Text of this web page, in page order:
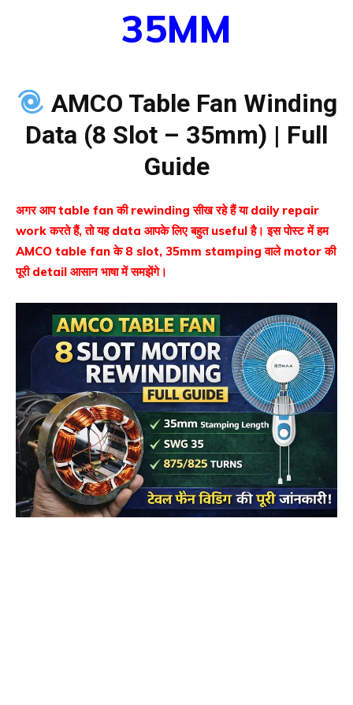
35MM
AMCO Table Fan Winding
Data (8 Slot – 35mm) | Full
Guide
अगर आप table fan की rewinding सीख रहे हैं या daily repair
work करते हैं, तो यह data आपके लिए बहुत useful है। इस पोस्ट में हम
AMCO table fan के 8 slot, 35mm stamping वाले motor की
पूरी detail आसान भाषा में समझेंगे।